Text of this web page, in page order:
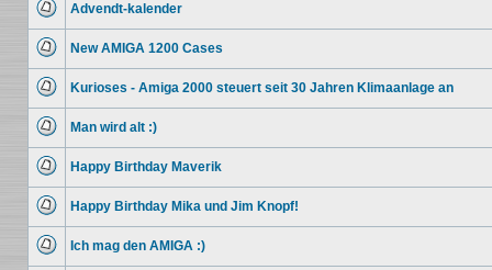
Beiträge
Beiträge
Advendt-kalender
Beiträge
New AMIGA 1200 Cases
Beiträge
Kurioses - Amiga 2000 steuert seit 30 Jahren Klimaanlage an
Beiträge
Man wird alt :)
Beiträge
Happy Birthday Maverik
Beiträge
Happy Birthday Mika und Jim Knopf!
Ich mag den AMIGA :)